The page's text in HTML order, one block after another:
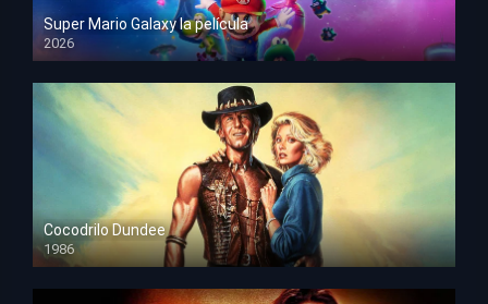
Super Mario Galaxy la película
2026
HD 1080p
Cocodrilo Dundee
1986
HD 1080p